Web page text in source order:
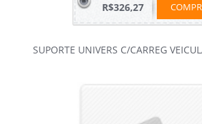
R$326,27
SUPORTE UNIVERS C/CARREG